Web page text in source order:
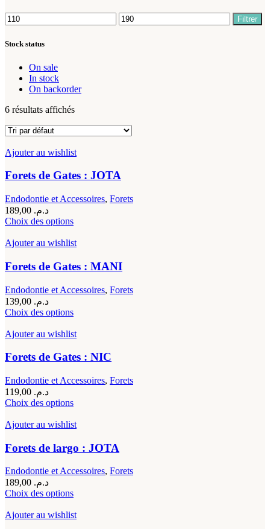
Prix
min
Prix
max
Filtrer
Stock status
On sale
In stock
On backorder
6 résultats affichés
Ajouter au wishlist
Forets de Gates : JOTA
Endodontie et Accessoires, Forets
د.م.
Choix des optionsCe
a
variations.
Les
options
peuvent
choisies
sur
la
page
du
Ajouter au wishlist
Forets de Gates : MANI
Endodontie et Accessoires, Forets
د.م.
Choix des optionsCe
a
variations.
options
peuvent
choisies
sur
la
page
du
Ajouter au wishlist
Forets de Gates : NIC
Endodontie et Accessoires, Forets
د.م.
Choix des optionsCe
a
variations.
Les
options
peuvent
choisies
sur
la
Ajouter au wishlist
Forets de largo : JOTA
Endodontie et Accessoires, Forets
د.م.
Choix des optionsCe
a
Ajouter au wishlist